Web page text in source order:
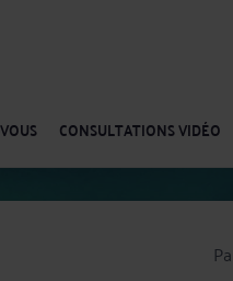
CONSULTATIONS VIDÉO